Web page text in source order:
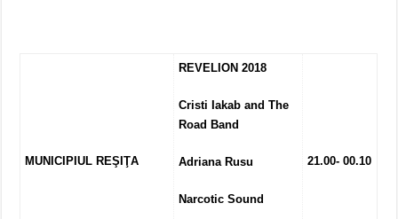
MUNICIPIUL REŞIŢA
REVELION 2018
Cristi Iakab and The
Road Band
Adriana Rusu
Narcotic Sound
21.00- 00.10